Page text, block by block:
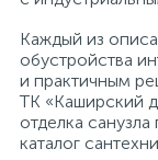
Каждый из
обустройства
и практичным
ТК «Каширский
отделка
каталог